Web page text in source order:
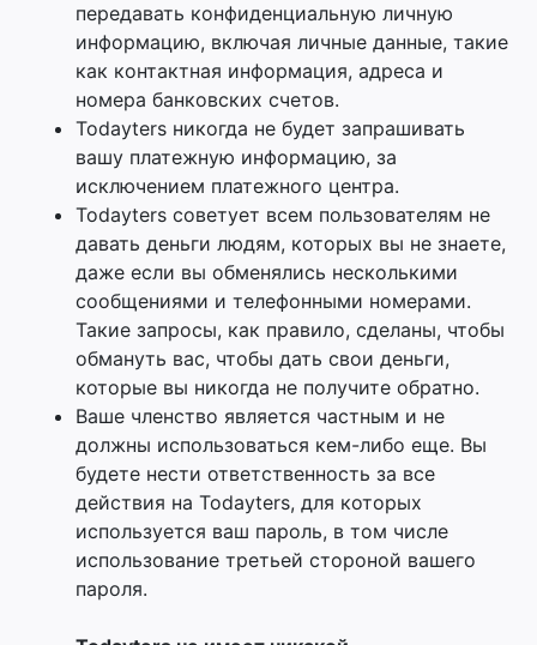
передавать конфиденциальную личную
информацию, включая личные данные, такие
как контактная информация, адреса и
номера банковских счетов.
Todayters никогда не будет запрашивать
вашу платежную информацию, за
исключением платежного центра.
Todayters советует всем пользователям не
давать деньги людям, которых вы не знаете,
даже если вы обменялись несколькими
сообщениями и телефонными номерами.
Такие запросы, как правило, сделаны, чтобы
обмануть вас, чтобы дать свои деньги,
которые вы никогда не получите обратно.
Ваше членство является частным и не
должны использоваться кем-либо еще. Вы
будете нести ответственность за все
действия на Todayters, для которых
используется ваш пароль, в том числе
использование третьей стороной вашего
пароля.